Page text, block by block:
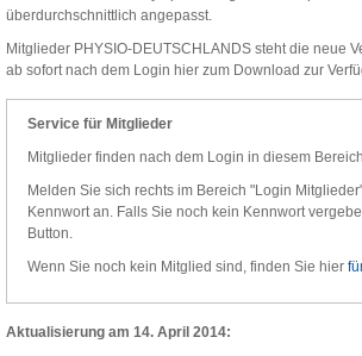
überdurchschnittlich angepasst.
Mitglieder PHYSIO-DEUTSCHLANDS steht die neue
ab sofort nach dem Login hier zum Download zur
Service für Mitglieder
Mitglieder finden nach dem Login in diesem
Melden Sie sich rechts im Bereich "Login
Kennwort an. Falls Sie noch kein Kennwort
Button.
Wenn Sie noch kein Mitglied sind, finden Sie hier
Aktualisierung am 14. April 2014: